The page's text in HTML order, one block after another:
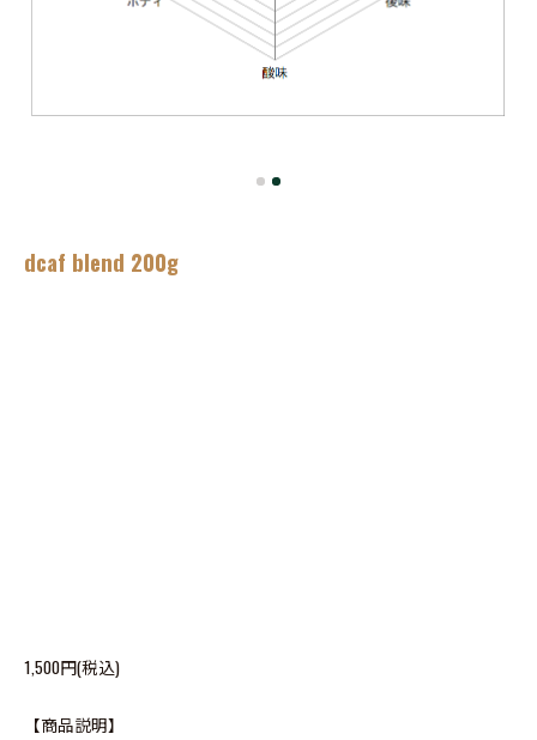
dcaf blend 200g
1,500円(税込)
【商品説明】